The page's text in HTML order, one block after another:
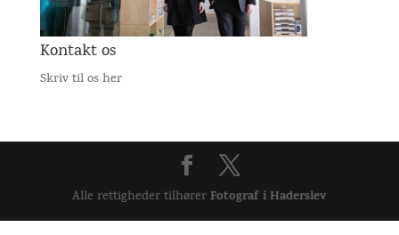
Kontakt os
Skriv til os her
Alle rettigheder tilhører Fotograf i Haderslev